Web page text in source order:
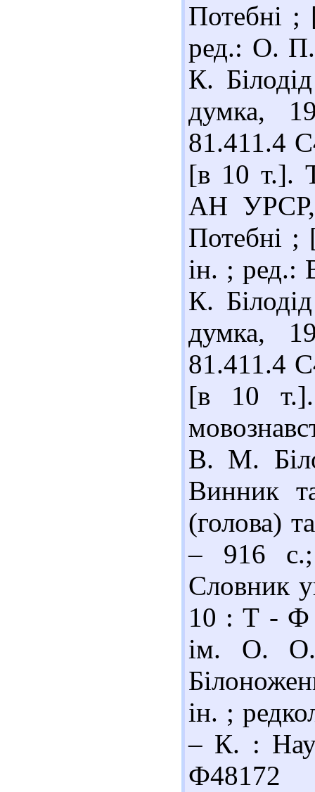
Потебні ;
ред.: О. П.
К.
думка,
81.411.4
[в 10 т.].
АН УРСР,
Потебні ;
ін. ; ред.:
К.
думка,
81.411.4
[в 10
В. М.
Винник
(голова)
– 916
Словник
10 : Т - Ф
ім. О.
ін. ;
– К. :